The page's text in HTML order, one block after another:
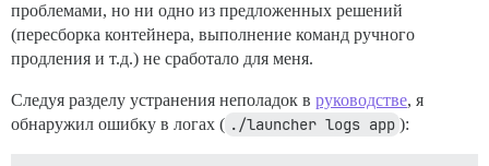
проблемами, но ни одно из предложенных решений
(пересборка контейнера, выполнение команд ручного
продления и т.д.) не сработало для меня.
Следуя разделу устранения неполадок в руководстве, я
обнаружил ошибку в логах ( ./launcher logs app ):